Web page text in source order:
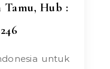
Tamu, Hub :